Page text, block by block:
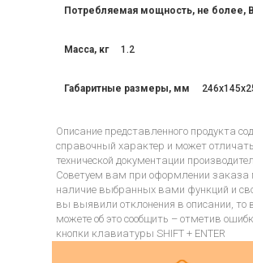
Потребляемая мощность, не более,
Масса, кг 1.2
Габаритные размеры, мм
Описание представленного продукта
справочный характер и может
технической документации
Советуем вам при оформлении заказа
наличие выбранных вами функций и
вы выявили отклонения в описании, то
можете об это сообщить – отметив
кнопки клавиатуры SHIFT + ENTER